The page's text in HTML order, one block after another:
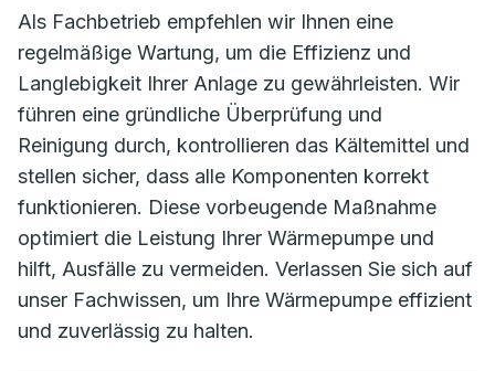
Als Fachbetrieb empfehlen wir Ihnen eine
regelmäßige Wartung, um die Effizienz und
Langlebigkeit Ihrer Anlage zu gewährleisten. Wir
führen eine gründliche Überprüfung und
Reinigung durch, kontrollieren das Kältemittel und
stellen sicher, dass alle Komponenten korrekt
funktionieren. Diese vorbeugende Maßnahme
optimiert die Leistung Ihrer Wärmepumpe und
hilft, Ausfälle zu vermeiden. Verlassen Sie sich auf
unser Fachwissen, um Ihre Wärmepumpe effizient
und zuverlässig zu halten.